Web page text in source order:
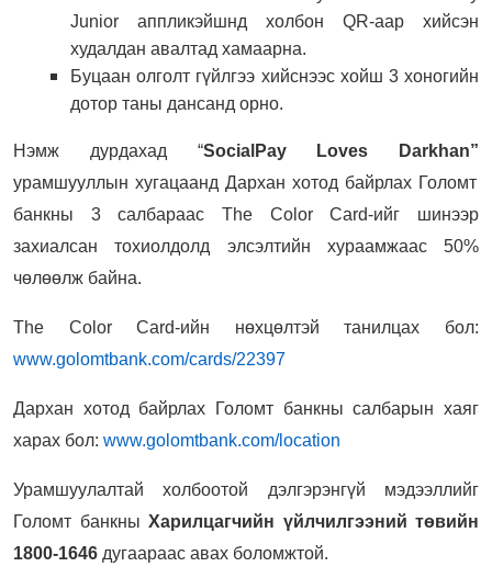
Junior аппликэйшнд холбон QR-аар хийсэн
худалдан авалтад хамаарна.
Буцаан олголт гүйлгээ хийснээс хойш 3 хоногийн
дотор таны дансанд орно.
Нэмж дурдахад “SocialPay Loves Darkhan”
урамшууллын хугацаанд Дархан хотод байрлах Голомт
банкны 3 салбараас The Color Card-ийг шинээр
захиалсан тохиолдолд элсэлтийн хураамжаас 50%
чөлөөлж байна.
The Color Card-ийн нөхцөлтэй танилцах бол:
www.golomtbank.com/cards/22397
Дархан хотод байрлах Голомт банкны салбарын хаяг
харах бол: www.golomtbank.com/location
Урамшуулалтай холбоотой дэлгэрэнгүй мэдээллийг
Голомт банкны Харилцагчийн үйлчилгээний төвийн
1800-1646 дугаараас авах боломжтой.